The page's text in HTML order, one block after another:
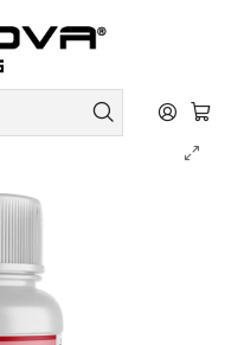
Vitaminas y Minerales